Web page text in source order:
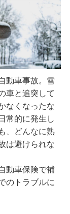
動車事故。雪
車と追突して
なくなったな
常的に発生し
、どんなに熟
は避けられな
動車保険で補
のトラブルに